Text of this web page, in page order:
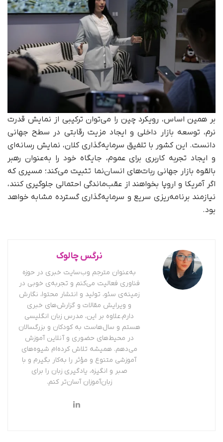
بر همین اساس، رویکرد چین را می‌توان ترکیبی از نمایش قدرت
نرم، توسعه بازار داخلی و ایجاد مزیت رقابتی در سطح جهانی
دانست. این کشور با تلفیق سرمایه‌گذاری کلان، نمایش رسانه‌ای
و ایجاد تجربه کاربری برای عموم، جایگاه خود را به‌عنوان رهبر
بالقوه بازار جهانی ربات‌های انسان‌نما تثبیت می‌کند؛ مسیری که
اگر آمریکا و اروپا بخواهند از عقب‌ماندگی احتمالی جلوگیری کنند،
نیازمند برنامه‌ریزی سریع و سرمایه‌گذاری گسترده مشابه خواهد
بود.
نرگس چالوک
به‌عنوان مترجم وب‌سایت خبری در حوزه
فناوری فعالیت می‌کنم و تجربه‌ی خوبی در
زمینه‌ی سئو، تولید و انتشار محتوا، نگارش
و ویرایش مقالات و گزارش‌های خبری
دارم.علاوه بر این، مدرس زبان انگلیسی
هستم و سال‌هاست به کودکان و بزرگسالان
در محیط‌های حضوری و آنلاین آموزش
می‌دهم. همیشه تلاش کرده‌ام شیوه‌های
آموزشی متنوع و مؤثر را به‌کار بگیرم و با
صبر و انگیزه، یادگیری زبان را برای
زبان‌آموزان آسان‌تر کنم.